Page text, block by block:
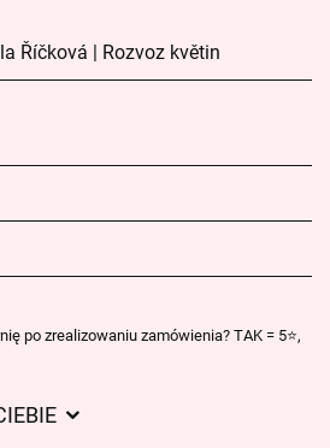
Říčková | Rozvoz květin
po zrealizowaniu zamówienia? TAK = 5⭐,